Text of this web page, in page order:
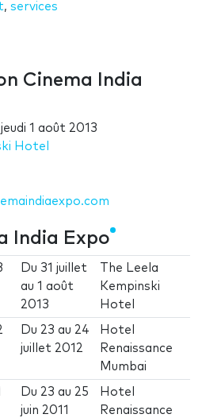
, services
Cinema India
jeudi 1 août 2013
Hotel
India Expo
Du 31 juillet
au1 août
2013
The Leela
Kempinski
Hotel
Du 23 au 24
juillet 2012
Hotel
Renaissance
Mumbai
Du 23 au 25
juin 2011
Hotel
Renaissance